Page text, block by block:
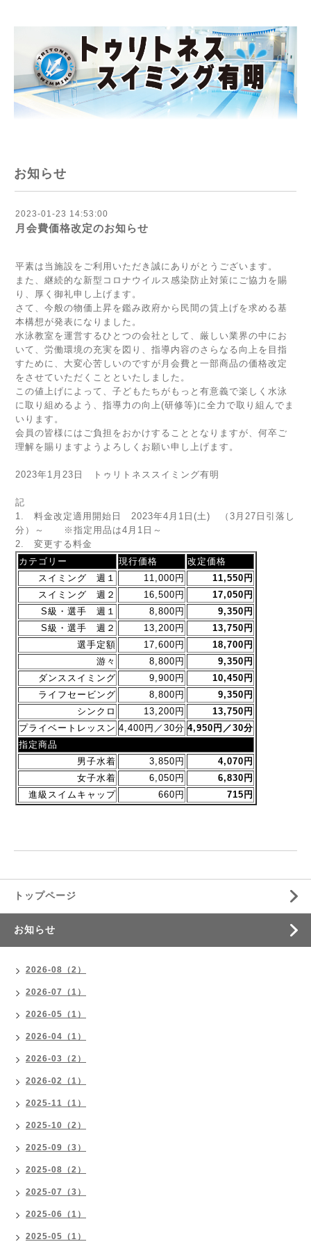
お知らせ
2023-01-23 14:53:00
月会費価格改定のお知らせ
平素は当施設をご利用いただき誠にありがとうございます。
また、継続的な新型コロナウイルス感染防止対策にご協力を賜
り、厚く御礼申し上げます。
さて、今般の物価上昇を鑑み政府から民間の賃上げを求める基
本構想が発表になりました。
水泳教室を運営するひとつの会社として、厳しい業界の中にお
いて、労働環境の充実を図り、指導内容のさらなる向上を目指
すために、大変心苦しいのですが月会費と一部商品の価格改定
をさせていただくことといたしました。
この値上げによって、子どもたちがもっと有意義で楽しく水泳
に取り組めるよう、指導力の向上(研修等)に全力で取り組んでま
いります。
会員の皆様にはご負担をおかけすることとなりますが、何卒ご
理解を賜りますようよろしくお願い申し上げます。
2023年1月23日 トゥリトネススイミング有明
記
1. 料金改定適用開始日 2023年4月1日(土) （3月27日引落し
分）～ ※指定用品は4月1日～
2. 変更する料金
カテゴリー
現行価格
改定価格
スイミング 週１
11,000円
11,550円
スイミング 週２
16,500円
17,050円
S級・選手 週１
8,800円
9,350円
S級・選手 週２
13,200円
13,750円
選手定額
17,600円
18,700円
游々
8,800円
9,350円
ダンススイミング
9,900円
10,450円
ライフセービング
8,800円
9,350円
シンクロ
13,200円
13,750円
プライベートレッスン 4,400円／30分 4,950円／30分
指定商品
男子水着
3,850円
4,070円
女子水着
6,050円
6,830円
進級スイムキャップ
660円 715円
トップページ
お知らせ
2026-08（2）
2026-07（1）
2026-05（1）
2026-04（1）
2026-03（2）
2026-02（1）
2025-11（1）
2025-10（2）
2025-09（3）
2025-08（2）
2025-07（3）
2025-06（1）
2025-05（1）